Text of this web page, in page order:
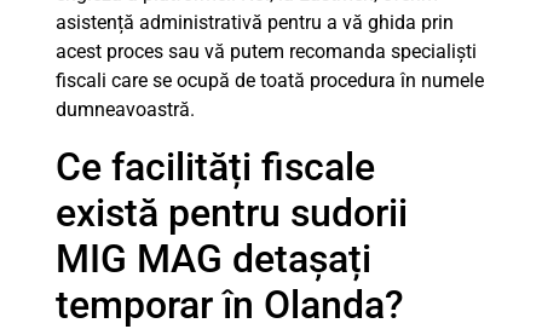
asistență administrativă pentru a vă ghida prin
acest proces sau vă putem recomanda specialiști
fiscali care se ocupă de toată procedura în numele
dumneavoastră.
Ce facilități fiscale
există pentru sudorii
MIG MAG detașați
temporar în Olanda?